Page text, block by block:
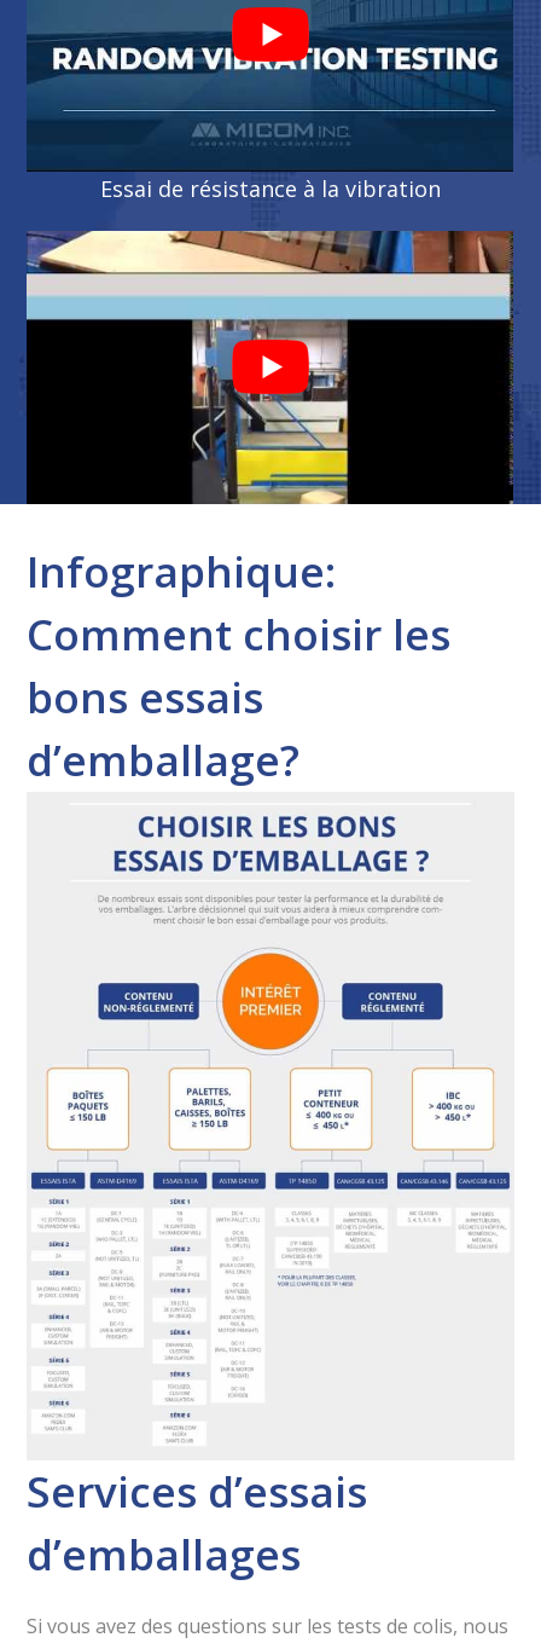
Essai de résistance à la vibration
Infographique:
Comment choisir les
bons essais
d’emballage?
Services d’essais
d’emballages
Si vous avez des questions sur les tests de colis, nous